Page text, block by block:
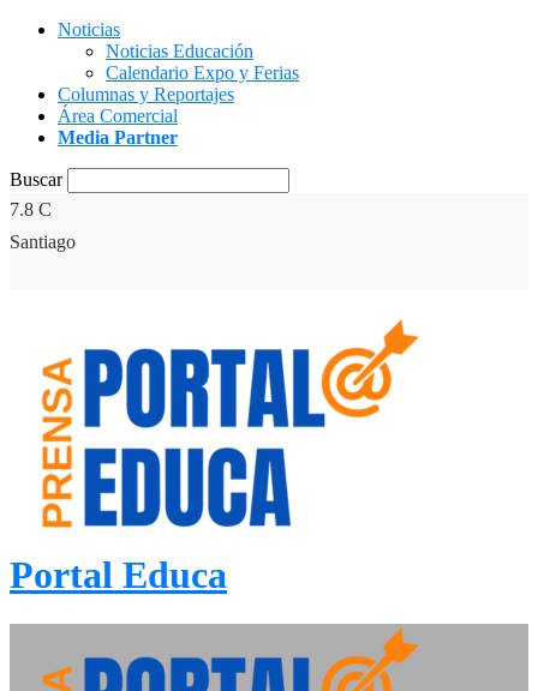
Noticias
Noticias Educación
Calendario Expo y Ferias
Columnas y Reportajes
Área Comercial
Media Partner
Buscar
7.8 C
Santiago
Portal Educa